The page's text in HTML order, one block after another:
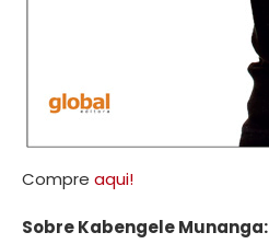
Compre aqui!
Sobre Kabengele Munanga: